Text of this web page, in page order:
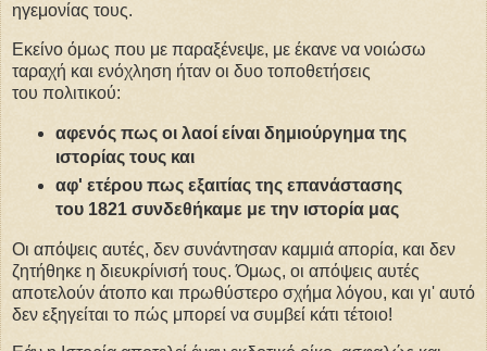
ηγεμονίας τους.
Εκείνο όμως που με παραξένεψε, με έκανε να νοιώσω
ταραχή και ενόχληση ήταν οι δυο τοποθετήσεις
του πολιτικού:
αφενός πως οι λαοί είναι δημιούργημα της
ιστορίας τους και
αφ' ετέρου πως εξαιτίας της επανάστασης
του 1821 συνδεθήκαμε με την ιστορία μας
Οι απόψεις αυτές, δεν συνάντησαν καμμιά απορία, και δεν
ζητήθηκε η διευκρίνισή τους. Όμως, οι απόψεις αυτές
αποτελούν άτοπο και πρωθύστερο σχήμα λόγου, και γι' αυτό
δεν εξηγείται το πώς μπορεί να συμβεί κάτι τέτοιο!